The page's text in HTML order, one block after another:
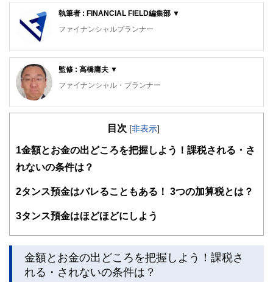
執筆者 : FINANCIAL FIELD編集部 ▼
ファイナンシャルプランナー
FinancialField編集部は、金融、経済に関する記事を、日々
知識がない方でも理解できるようわかりやすく発信していま
す。
得者を中心に「お金や暮らし」に関する書籍・雑誌の編集経
験者で構成され、企画立案から記事掲載まですべての工程に
FinancialFieldの特徴は、ファイナンシャルプランナー、弁
護士、税理士、宅地建物取引士、相続診断士、住宅ローンア
士、行政書士、投資アナリスト、キャリアコンサルタントな
かしく感じられる年金や税金、相続、保険、ローンなどの話
をわかりやすく発信している点です。
執筆者・監修者による執筆体制を築くことで、内容のわかり
やすさはもちろんのこと、読み応えのあるコンテンツと確か
な情報発信を実現しています。
監修 : 高橋庸夫 ▼
ファイナンシャル・プランナー
住宅ローンアドバイザー ,宅地建物取引士, マンション管理
サラリーマン生活２４年、その間１０回以上の転勤を経験
に努めるとともに、自らが経験した「サラリーマンの退職、
として、個別相談、セミナー講師など精力的に活動。また、
住者への支援を実施。妻と長女と犬１匹。
目次 [非表示]
1金額とお金の出どころを把握しよう！課税される・さ
れないの条件は？
2タンス預金はバレることもある！ 3つの加算税とは？
3タンス預金はほどほどにしよう
金額とお金の出どころを把握しよう！課税さ
れる・されないの条件は？